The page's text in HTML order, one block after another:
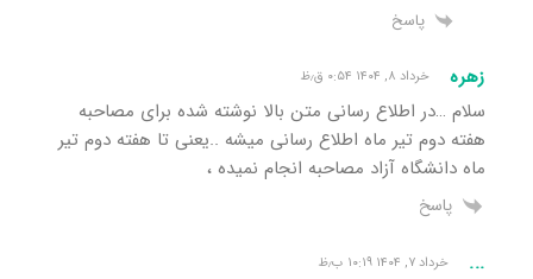
پاسخ
زهره خرداد ۸, ۱۴۰۴ ۰:۵۴ ق٫ظ
سلام …در اطلاع رسانی متن بالا نوشته شده برای مصاحبه
هفته دوم تیر ماه اطلاع رسانی میشه ..یعنی تا هفته دوم تیر
ماه دانشگاه آزاد مصاحبه انجام نمیده ،
پاسخ
... خرداد ۷, ۱۴۰۴ ۱۰:۱۹ ب٫ظ